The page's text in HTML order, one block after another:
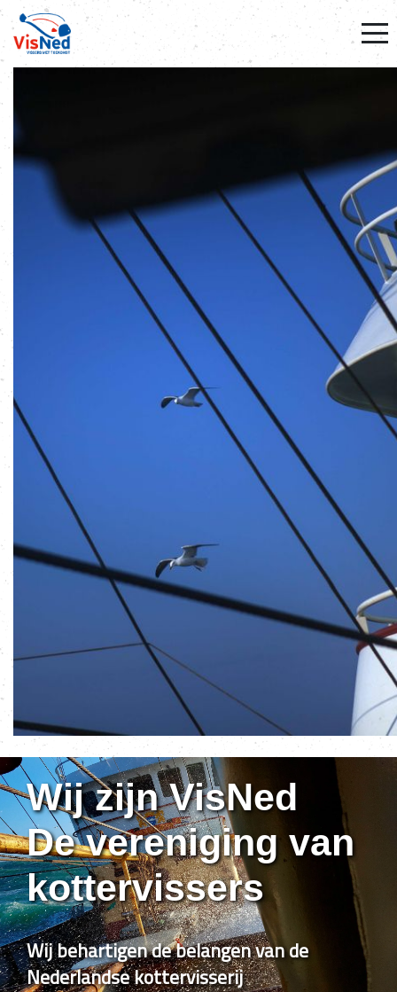
Wij zijn VisNed
De vereniging van
kottervissers
Wij behartigen de belangen van de
Nederlandse kottervisserij